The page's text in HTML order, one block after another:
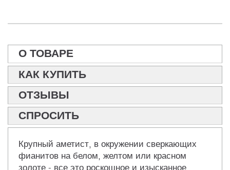
О ТОВАРЕ
КАК КУПИТЬ
ОТЗЫВЫ
СПРОСИТЬ
Крупный аметист, в окружении сверкающих
фианитов на белом, желтом или красном
золоте - все это роскошное и изысканное